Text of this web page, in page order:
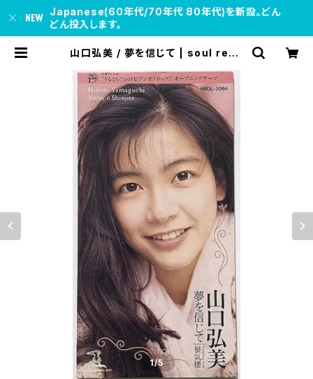
Japanese(60年代/70年代 80年代)を新設。どん
どん投入します。
山口弘美 / 夢を信じて | soul resp
1/5